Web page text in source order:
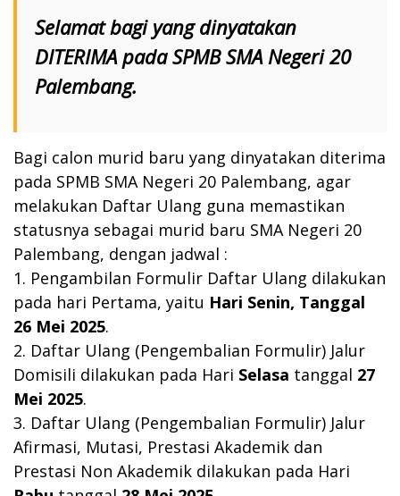
Selamat bagi yang dinyatakan
DITERIMA pada SPMB SMA Negeri 20
Palembang.
Bagi calon murid baru yang dinyatakan diterima
pada SPMB SMA Negeri 20 Palembang, agar
melakukan Daftar Ulang guna memastikan
statusnya sebagai murid baru SMA Negeri 20
Palembang, dengan jadwal :
1. Pengambilan Formulir Daftar Ulang dilakukan
pada hari Pertama, yaitu Hari Senin, Tanggal
26 Mei 2025.
2. Daftar Ulang (Pengembalian Formulir) Jalur
Domisili dilakukan pada Hari Selasa tanggal 27
Mei 2025.
3. Daftar Ulang (Pengembalian Formulir) Jalur
Afirmasi, Mutasi, Prestasi Akademik dan
Prestasi Non Akademik dilakukan pada Hari